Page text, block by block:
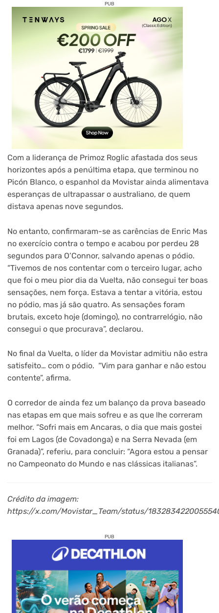
PUB
Com a liderança de Primoz Roglic afastada dos seus
horizontes após a penúltima etapa, que terminou no
Picón Blanco, o espanhol da Movistar ainda alimentava
esperanças de ultrapassar o australiano, de quem
distava apenas nove segundos.
No entanto, confirmaram-se as carências de Enric Mas
no exercício contra o tempo e acabou por perdeu 28
segundos para O’Connor, salvando apenas o pódio.
“Tivemos de nos contentar com o terceiro lugar, acho
que foi o meu pior dia da Vuelta, não consegui ter boas
sensações, nem força. Estava a tentar a vitória, estou
no pódio, mas já são quatro. As sensações foram
brutais, exceto hoje (domingo), no contrarrelógio, não
consegui o que procurava”, declarou.
No final da Vuelta, o líder da Movistar admitiu não estra
satisfeito… com o pódio. “Vim para ganhar e não estou
contente”, afirma.
O corredor de ainda fez um balanço da prova baseado
nas etapas em que mais sofreu e as que lhe correram
melhor. “Sofri mais em Ancaras, o dia que mais gostei
foi em Lagos (de Covadonga) e na Serra Nevada (em
Granada)”, referiu, para concluir: “Agora estou a pensar
no Campeonato do Mundo e nas clássicas italianas”.
Crédito da imagem:
https://x.com/Movistar_Team/status/
PUB